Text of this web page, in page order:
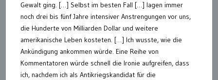
Gewalt ging. […] Selbst im besten Fall […] lagen immer
noch drei bis fünf Jahre intensiver Anstrengungen vor uns,
die Hunderte von Milliarden Dollar und weitere
amerikanische Leben kosteten. […] Ich wusste, wie die
Ankündigung ankommen würde. Eine Reihe von
Kommentatoren würde schnell die Ironie aufgreifen, dass
ich, nachdem ich als Antikriegskandidat für die